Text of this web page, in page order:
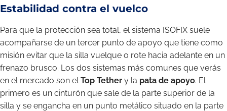
Estabilidad contra el vuelco
Para que la protección sea total, el sistema ISOFIX suele
acompañarse de un tercer punto de apoyo que tiene como
misión evitar que la silla vuelque o rote hacia adelante en un
frenazo brusco. Los dos sistemas más comunes que verás
en el mercado son el Top Tether y la pata de apoyo. El
primero es un cinturón que sale de la parte superior de la
silla y se engancha en un punto metálico situado en la parte